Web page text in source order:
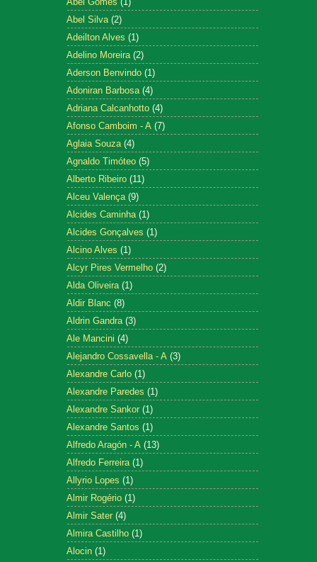
Abel Silva (2)
Adeilton Alves (1)
Adelino Moreira (2)
Aderson Benvindo (1)
Adoniran Barbosa (4)
Adriana Calcanhotto (4)
Afonso Camboim - A (7)
Aglaia Souza (4)
Agnaldo Timóteo (5)
Alberto Ribeiro (11)
Alceu Valença (9)
Alcides Caminha (1)
Alcides Gonçalves (1)
Alcino Alves (1)
Alcyr Pires Vermelho (2)
Alda Oliveira (1)
Aldir Blanc (8)
Aldrin Gandra (3)
Ale Mancini (4)
Alejandro Cossavella - A (3)
Alexandre Carlo (1)
Alexandre Paredes (1)
Alexandre Sankor (1)
Alexandre Santos (1)
Alfredo Aragón - A (13)
Alfredo Ferreira (1)
Allyrio Lopes (1)
Almir Rogério (1)
Almir Sater (4)
Almira Castilho (1)
Alocin (1)